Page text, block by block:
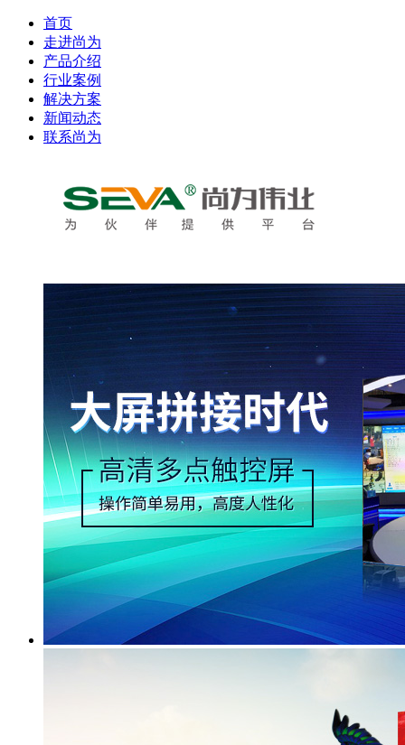
首页
走进尚为
产品介绍
行业案例
解决方案
新闻动态
联系尚为